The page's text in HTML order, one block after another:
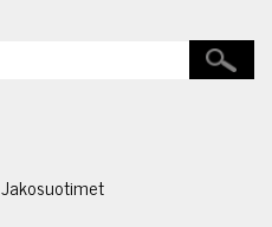
Jakosuotimet